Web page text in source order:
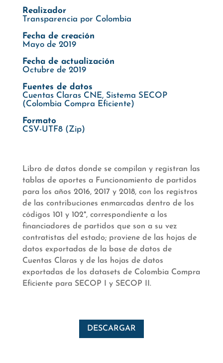
Realizador
Transparencia por Colombia
Fecha de creación
Mayo de 2019
Fecha de actualización
Octubre de 2019
Fuentes de datos
Cuentas Claras CNE, Sistema SECOP
(Colombia Compra Eficiente)
Formato
CSV-UTF8 (Zip)
Libro de datos donde se compilan y registran las
tablas de aportes a Funcionamiento de partidos
para los años 2016, 2017 y 2018, con los registros
de las contribuciones enmarcadas dentro de los
códigos 101 y 102*, correspondiente a los
financiadores de partidos que son a su vez
contratistas del estado; proviene de las hojas de
datos exportadas de la base de datos de
Cuentas Claras y de las hojas de datos
exportadas de los datasets de Colombia Compra
Eficiente para SECOP I y SECOP II.
DESCARGAR